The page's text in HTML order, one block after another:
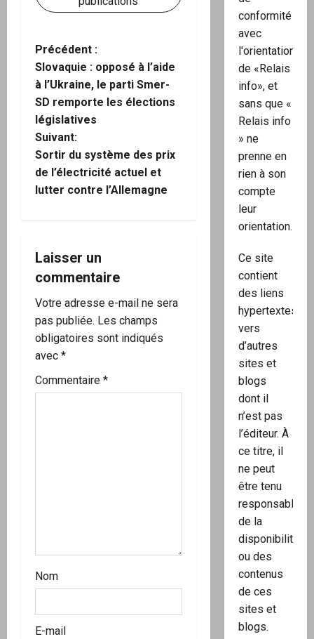
N
a
v
i
g
a
i
o
n
d
’
l
e
Précédent :
Slovaquie : opposé à l’aide
à l’Ukraine, le parti Smer-
SD remporte les élections
législatives
Suivant:
Sortir du système des prix
de l’électricité actuel et
lutter contre l’Allemagne
Laisser un
commentaire
Votre adresse e-mail ne sera
pas publiée. Les champs
obligatoires sont indiqués
avec *
Commentaire *
Nom
E-mail
conformité
avec
l'orientation
de «Relais
info», et
sans que «
Relais info
» ne
prenne en
rien à son
compte
leur
orientation.
Ce site
contient
des liens
hypertextes
vers
d’autres
sites et
blogs
dont il
n’est pas
l’éditeur. À
ce titre, il
ne peut
être tenu
responsable
de la
disponibilité
ou des
contenus
de ces
sites et
blogs.